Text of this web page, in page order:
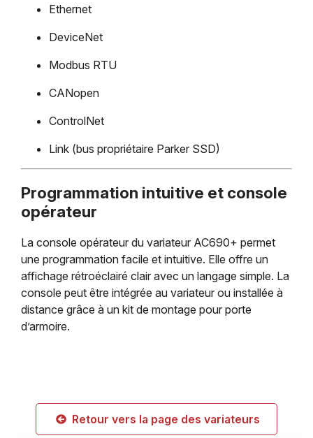
Ethernet
DeviceNet
Modbus RTU
CANopen
ControlNet
Link (bus propriétaire Parker SSD)
Programmation intuitive et console
opérateur
La console opérateur du variateur AC690+ permet
une programmation facile et intuitive. Elle offre un
affichage rétroéclairé clair avec un langage simple. La
console peut être intégrée au variateur ou installée à
distance grâce à un kit de montage pour porte
d’armoire.
Retour vers la page des variateurs